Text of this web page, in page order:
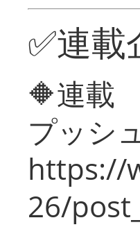
✅連載
🔶連載
プッシ
https://
26/